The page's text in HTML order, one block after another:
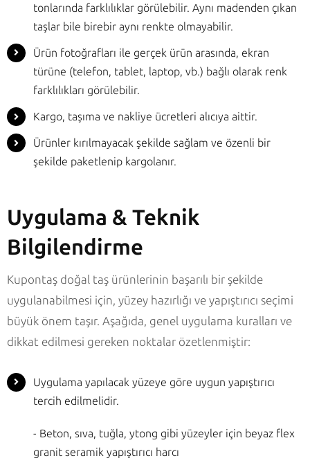
tonlarında farklılıklar görülebilir. Aynı madenden çıkan
taşlar bile birebir aynı renkte olmayabilir.
Ürün fotoğrafları ile gerçek ürün arasında, ekran
türüne (telefon, tablet, laptop, vb.) bağlı olarak renk
farklılıkları görülebilir.
Kargo, taşıma ve nakliye ücretleri alıcıya aittir.
Ürünler kırılmayacak şekilde sağlam ve özenli bir
şekilde paketlenip kargolanır.
Uygulama & Teknik
Bilgilendirme
Kupontaş doğal taş ürünlerinin başarılı bir şekilde
uygulanabilmesi için, yüzey hazırlığı ve yapıştırıcı seçimi
büyük önem taşır. Aşağıda, genel uygulama kuralları ve
dikkat edilmesi gereken noktalar özetlenmiştir:
Uygulama yapılacak yüzeye göre uygun yapıştırıcı
tercih edilmelidir.
- Beton, sıva, tuğla, ytong gibi yüzeyler için beyaz flex
granit seramik yapıştırıcı harcı